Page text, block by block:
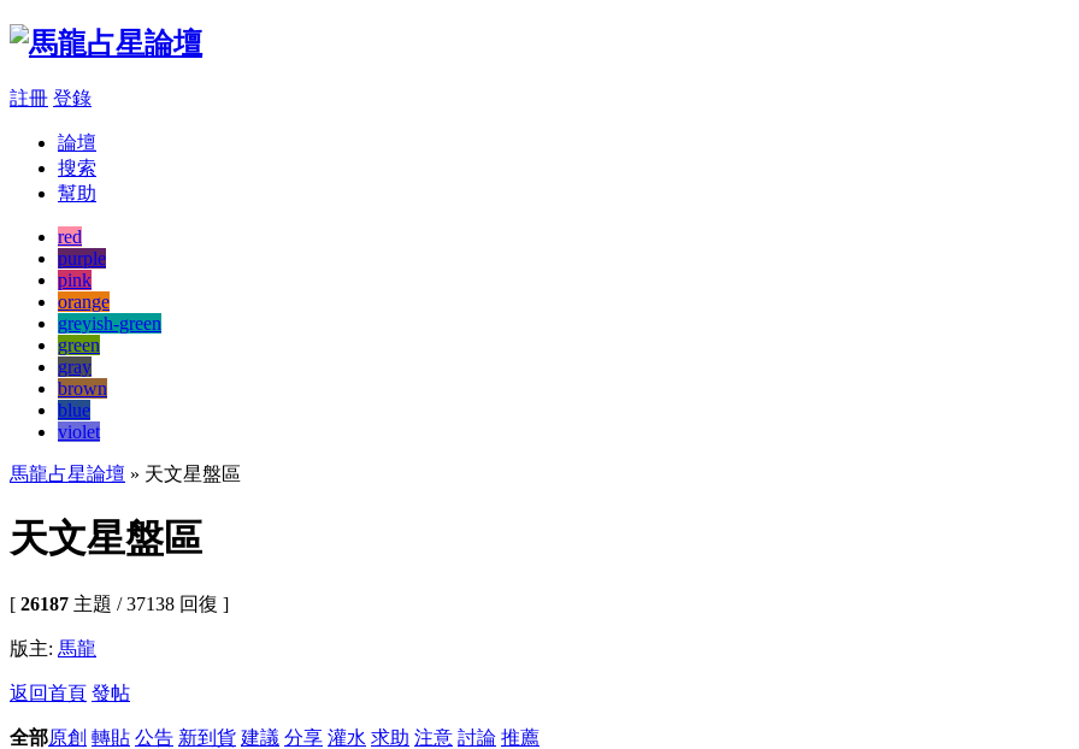
註冊 登錄
論壇
搜索
幫助
red
purple
pink
orange
greyish-green
green
gray
brown
blue
violet
馬龍占星論壇 » 天文星盤區
天文星盤區
[ 26187 主題 / 37138 回復 ]
版主: 馬龍
返回首頁 發帖
全部原創 轉貼 公告 新到貨 建議 分享 灌水 求助 注意 討論 推薦